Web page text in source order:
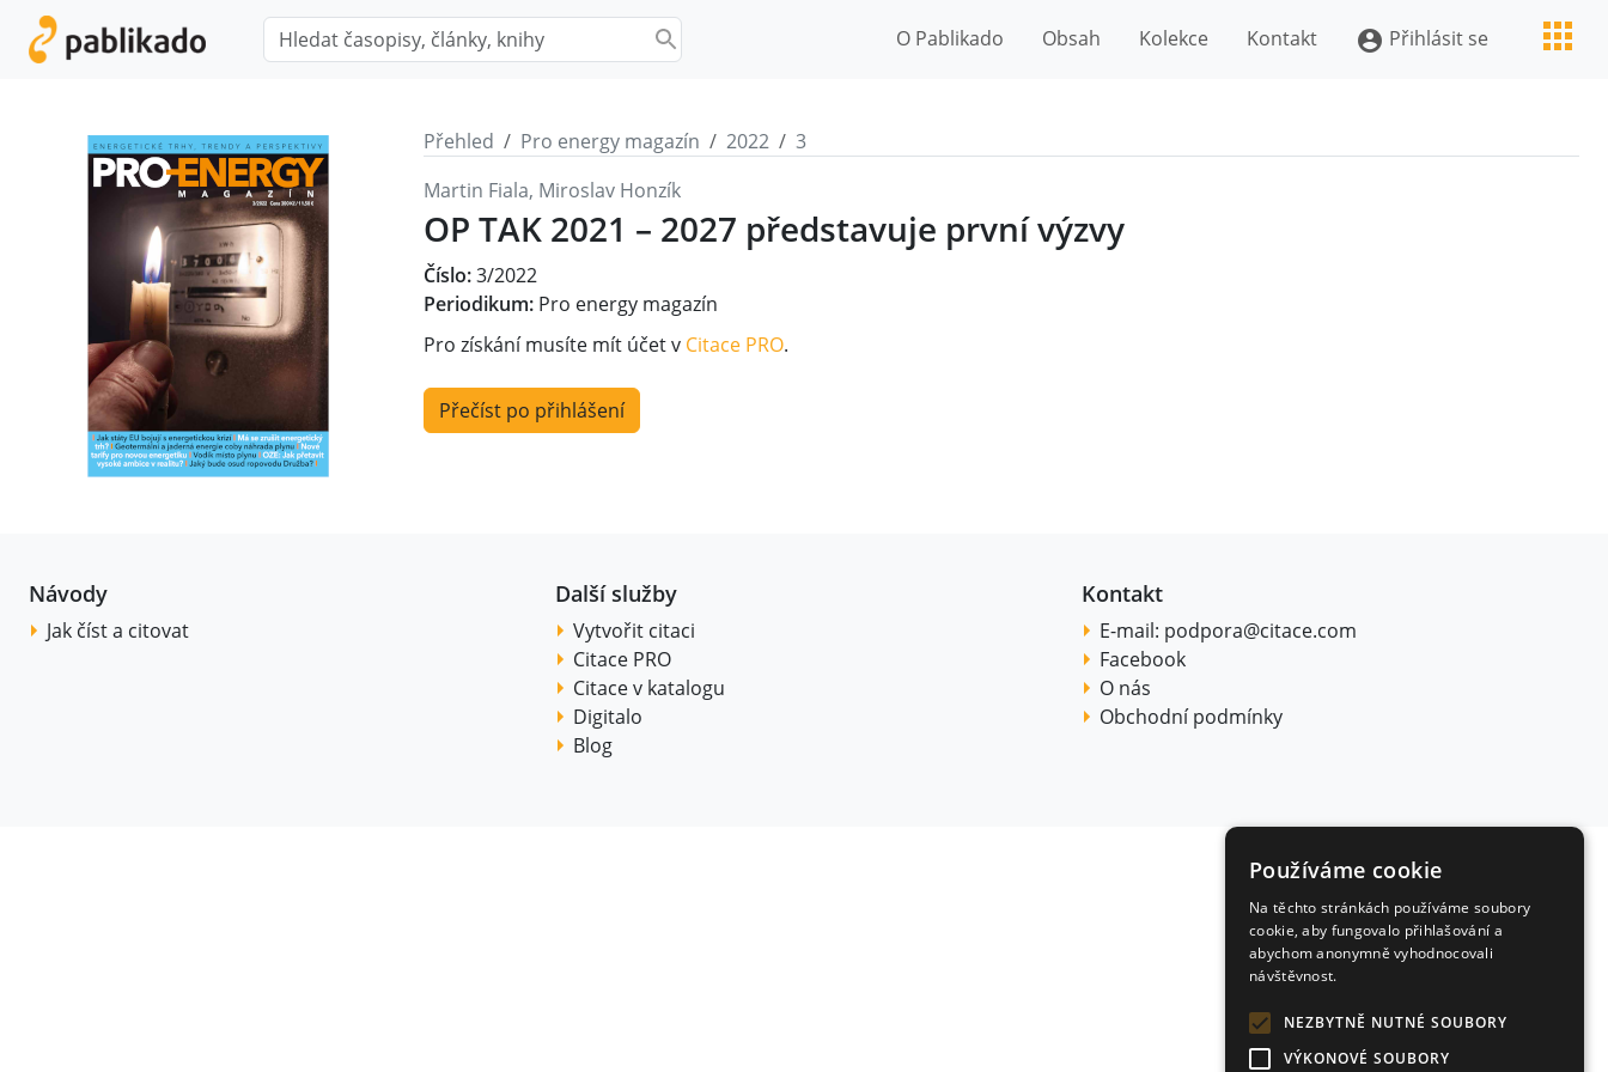
O Pablikado Obsah Kolekce Kontakt account_circle Přihlásit se
Přehled Pro energy magazín 2022
3
Martin Fiala, Miroslav Honzík
OP TAK 2021 – 2027 představuje první výzvy
Číslo:3/2022
Periodikum: Pro energy magazín
Pro získání musíte mít účet v Citace PRO.
Přečíst po přihlášení
Návody
Jak číst a citovat
Další služby
Vytvořit citaci
Citace PRO
Citace v katalogu
Digitalo
Blog
Kontakt
E-mail: podpora@citace.com
Facebook
O nás
Obchodní podmínky
Používáme cookie
Na těchto stránkách používáme soubory
cookie, aby fungovalo přihlašování a
abychom anonymně vyhodnocovali
návštěvnost.
NEZBYTNĚ NUTNÉ SOUBORY
VÝKONOVÉ SOUBORY